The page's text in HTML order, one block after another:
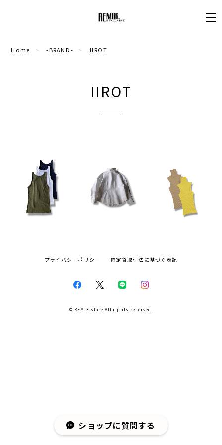
Home -BRAND- IIROT
IIROT
¥48,400
¥31,900
プライバシーポリシー 特定商取引法に基づく表記
© REMIX.store All rights reserved.
ショップに質問する